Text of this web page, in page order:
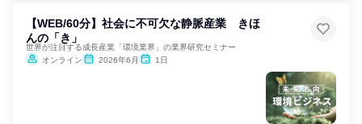
【WEB/60分】社会に不可欠な静脈産業 きほ
んの「き」
世界が注目する成長産業「環境業界」の業界研究セミナー
オンライン
2026年6月 1日